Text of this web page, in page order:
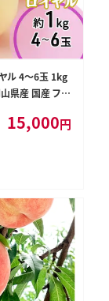
ル 4～6玉 1kg
県産 国産 フル
15,000円